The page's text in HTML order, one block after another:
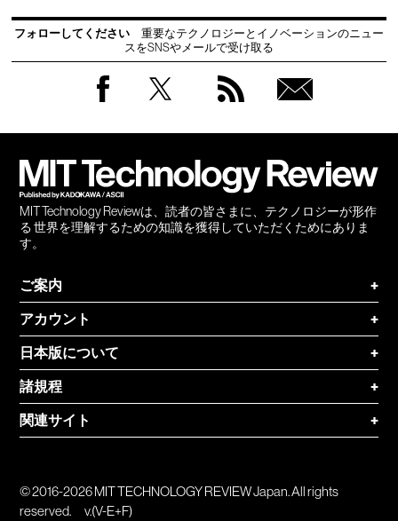
フォローしてください
重要なテクノロジーとイノベーションのニュー
スをSNSやメールで受け取る
MIT Technology Reviewは、読者の皆さまに、テクノロジーが形作
る 世界を理解するための知識を獲得していただくためにありま
す。
ご案内
+
アカウント
+
日本版について
+
諸規程
+
関連サイト
+
© 2016-2026 MIT TECHNOLOGY REVIEW Japan. All rights
reserved.
v.(V-E+F)